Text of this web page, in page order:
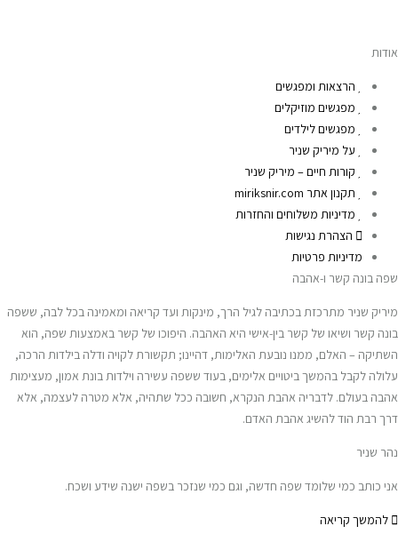
אודות
הרצאות ומפגשים
מפגשים מוזיקלים
מפגשים לילדים
על מיריק שניר
קורות חיים – מיריק שניר
תקנון אתר miriksnir.com
מדיניות משלוחים והחזרות
הצהרת נגישות
מדיניות פרטיות
שפה בונה קשר ו-אהבה
מיריק שניר מתרכזת בכתיבה לגיל הרך, מינקות ועד קריאה ומאמינה בכל לבה, ששפה
בונה קשר ושיאו של קשר בין-אישי היא האהבה. היפוכו של קשר באמצעות שפה, הוא
השתיקה – האלם, ממנו נובעת האלימות, דהיינו; תקשורת לקויה ודלה בילדות הרכה,
עלולה לקבל בהמשך ביטויים אלימים, בעוד ששפה עשירה וילדות בונת אמון, מעצימות
אהבה בעולם. לדבריה אהבת הנקרא, חשובה ככל שתהיה, אלא מטרה לעצמה, אלא
דרך רבת הוד להשיג אהבת האדם.
נהר שניר
אני כותב כמי שלומד שפה חדשה, וגם כמי שנזכר בשפה ישנה שידע ושכח.
להמשך קריאה